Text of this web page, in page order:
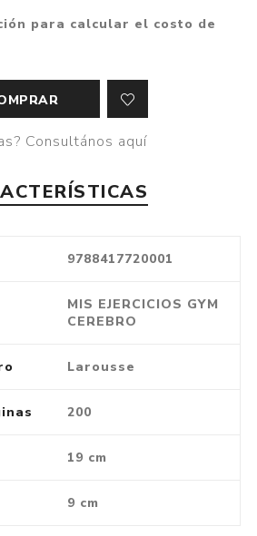
para calcular el costo de
Consultános aquí
9788417720001
MIS EJERCICIOS GYM
CEREBRO
Larousse
200
19 cm
9 cm